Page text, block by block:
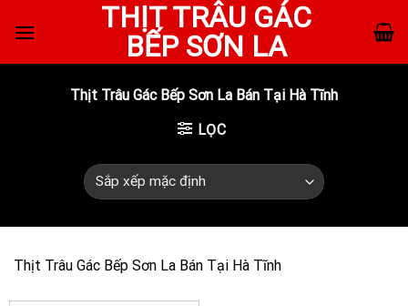
THỊT TRÂU GÁC
BẾP SƠN LA
Thịt Trâu Gác Bếp Sơn La Bán Tại Hà Tĩnh
LỌC
Thịt Trâu Gác Bếp Sơn La Bán Tại Hà Tĩnh